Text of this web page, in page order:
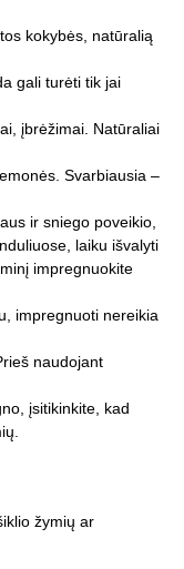
kokybės, natūralią
gali turėti tik jai
įbrėžimai. Natūraliai
Svarbiausia –
ir sniego poveikio,
laiku išvalyti
impregnuokite
impregnuoti nereikia
naudojant
įsitikinkite, kad
žymių ar